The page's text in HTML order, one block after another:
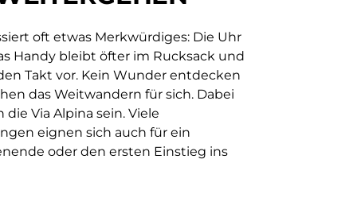
oft etwas Merkwürdiges: Die Uhr
Handy bleibt öfter im Rucksack und
Takt vor. Kein Wunder entdecken
das Weitwandern für sich. Dabei
Via Alpina sein. Viele
eignen sich auch für ein
oder den ersten Einstieg ins